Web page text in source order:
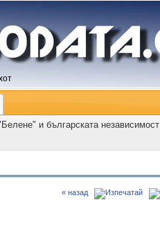
и българската независимост
« назад